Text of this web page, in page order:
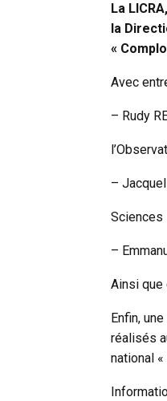
La
la
«
Avec
– Rudy
–
Sciences
–
Ainsi que
Enfin,
réalisés
national